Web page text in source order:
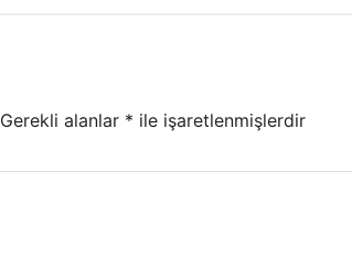
Gerekli alanlar * ile işaretlenmişlerdir